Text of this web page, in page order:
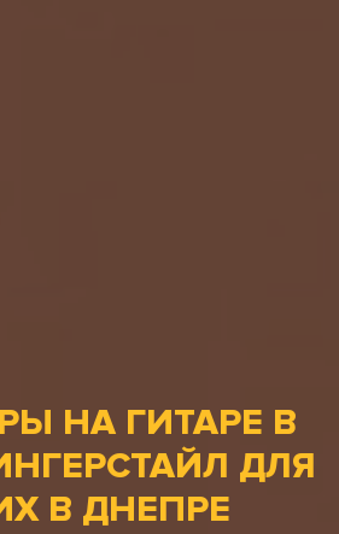
НА ГИТАРЕ В
ДЛЯ
В ДНЕПРЕ